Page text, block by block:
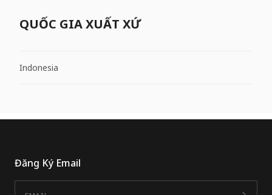
QUỐC GIA XUẤT XỨ
Indonesia
Đăng Ký Email